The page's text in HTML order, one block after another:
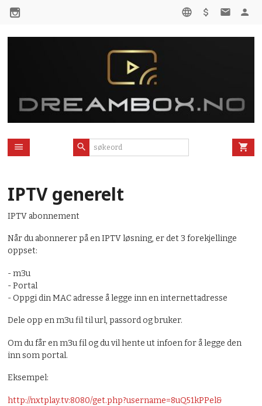
IPTV generelt
IPTV abonnement
Når du abonnerer på en IPTV løsning, er det 3 forekjellinge
oppset:
- m3u
- Portal
- Oppgi din MAC adresse å legge inn en internettadresse
Dele opp en m3u fil til url, passord og bruker.
Om du får en m3u fil og du vil hente ut infoen for å legge den
inn som portal.
Eksempel:
http://nxtplay.tv:8080/get.php?username=8uQ51kPPel&